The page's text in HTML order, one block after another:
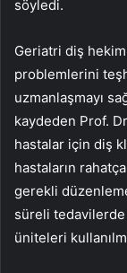
söyledi.
Geriatri diş
problemlerini
uzmanlaşmayı
kaydeden Prof.
hastalar için diş
hastaların
gerekli
süreli
üniteleri